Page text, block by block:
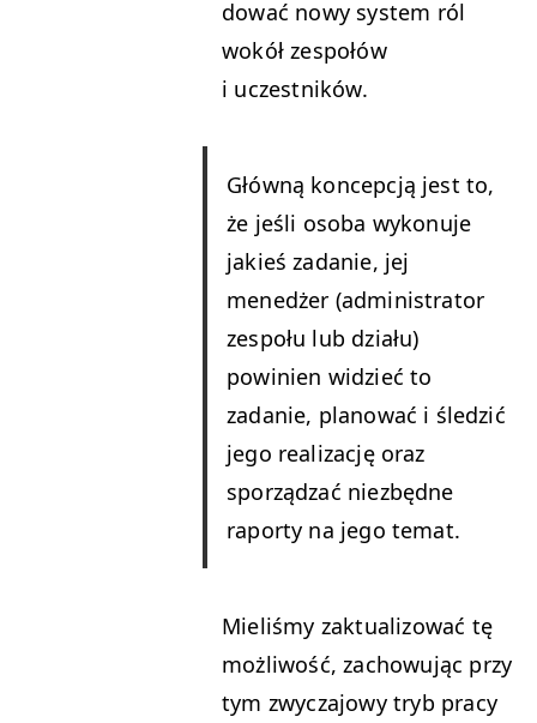
dować nowy sys­tem ról
wokół zespołów
i uczestników.
Główną kon­cepcją jest to,
że jeśli oso­ba wykonu­je
jakieś zadanie, jej
menedżer (admin­is­tra­tor
zespołu lub dzi­ału)
powinien widzieć to
zadanie, planować i śledz­ić
jego real­iza­cję oraz
sporządzać niezbędne
raporty na jego temat.
Mieliśmy zak­tu­al­i­zować tę
możli­wość, zachowu­jąc przy
tym zwycza­jowy tryb pra­cy